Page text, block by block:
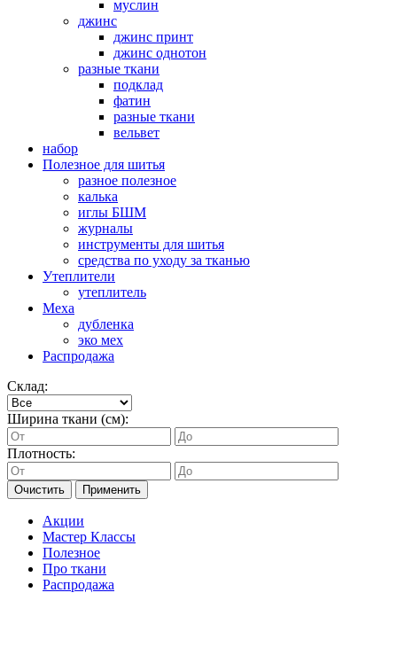
муслин
джинс
джинс принт
джинс однотон
разные ткани
подклад
фатин
разные ткани
вельвет
набор
Полезное для шитья
разное полезное
калька
иглы БШМ
журналы
инструменты для шитья
средства по уходу за тканью
Утеплители
утеплитель
Меха
дубленка
эко мех
Распродажа
Склад:
Ширина ткани (см):
Плотность:
Очистить Применить
Акции
Мастер Классы
Полезное
Про ткани
Распродажа